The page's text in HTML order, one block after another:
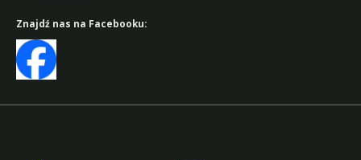
Znajdź nas na Facebooku: